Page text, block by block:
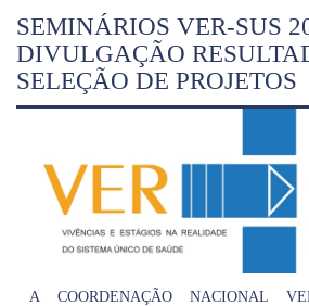
SEMINÁRIOS VER-SUS
DIVULGAÇÃO
SELEÇÃO DE PROJETOS
A COORDENAÇÃO NACIONAL